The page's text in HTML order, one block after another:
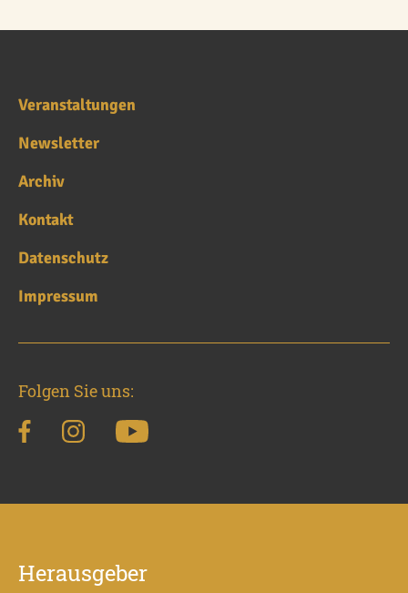
Veranstaltungen
Newsletter
Archiv
Kontakt
Datenschutz
Impressum
Folgen Sie uns:
Herausgeber